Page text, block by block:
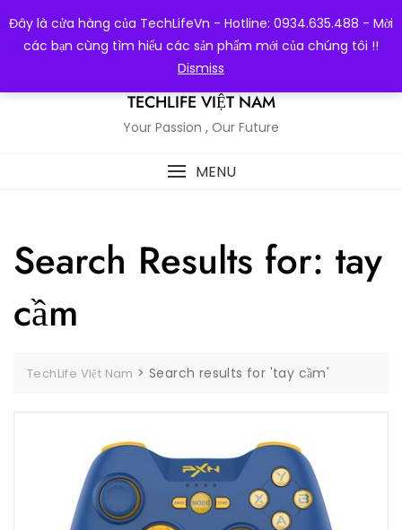
Đây là cửa hàng của TechLifeVn - Hotline: 0934.635.488 - Mời
các bạn cùng tìm hiểu các sản phẩm mới của chúng tôi !!
Dismiss
to
content
TECHLIFE VIỆT NAM
Your Passion , Our Future
MENU
Search Results for: tay
cầm
TechLife Việt Nam >Search results for 'tay cầm'